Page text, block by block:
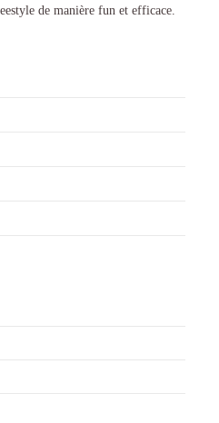
de manière fun et efficace.